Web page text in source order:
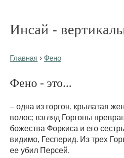
Инсай -
Главная › Фено
Фено - это...
– одна из горгон, крылатая
волос; взгляд Горгоны
божества Форкиса и его
видимо, Гесперид. Из трех
ее убил Персей.